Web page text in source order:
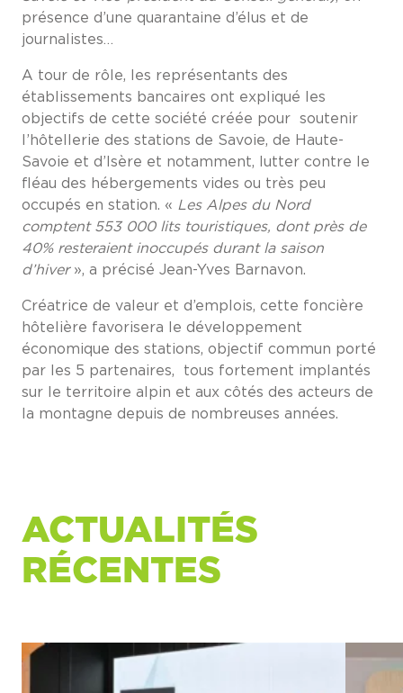
présence d’une quarantaine d’élus et de
journalistes…
A tour de rôle, les représentants des
établissements bancaires ont expliqué les
objectifs de cette société créée pour soutenir
l’hôtellerie des stations de Savoie, de Haute-
Savoie et d’Isère et notamment, lutter contre le
fléau des hébergements vides ou très peu
occupés en station. « Les Alpes du Nord
comptent 553 000 lits touristiques, dont près de
40% resteraient inoccupés durant la saison
d’hiver», a précisé Jean-Yves Barnavon.
Créatrice de valeur et d’emplois, cette foncière
hôtelière favorisera le développement
économique des stations, objectif commun porté
par les 5 partenaires, tous fortement implantés
sur le territoire alpin et aux côtés des acteurs de
la montagne depuis de nombreuses années.
ACTUALITÉS
RÉCENTES